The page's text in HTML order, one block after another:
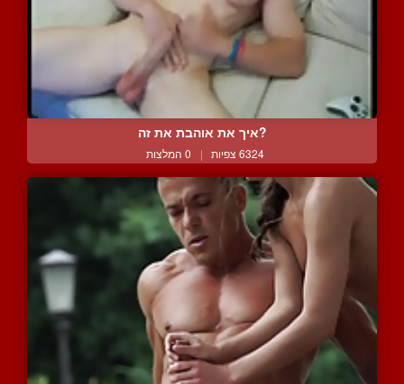
?איך את אוהבת את זה
6324 צפיות | 0 המלצות